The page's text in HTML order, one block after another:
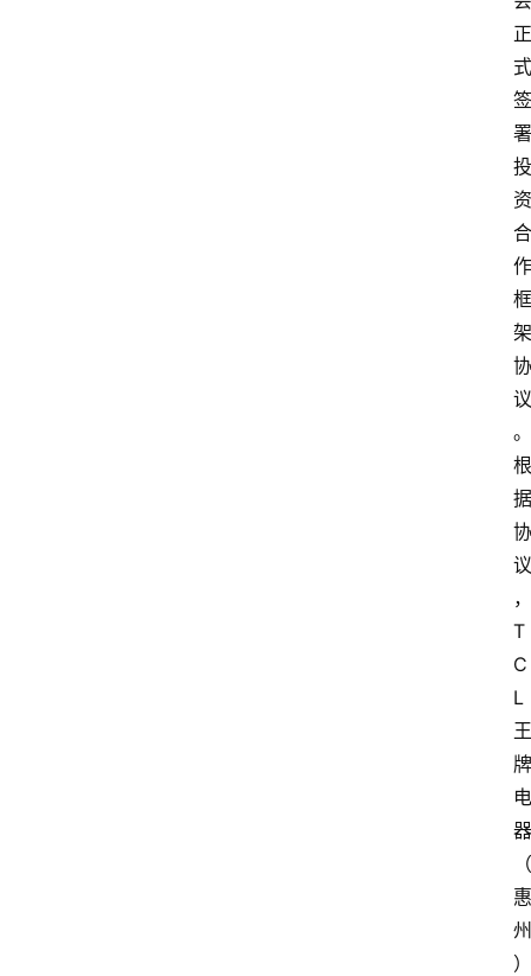
正
式
签
署
投
资
合
作
框
架
协
议
。
根
据
协
议
，
T
C
L
王
牌
电
器
（
惠
州
）